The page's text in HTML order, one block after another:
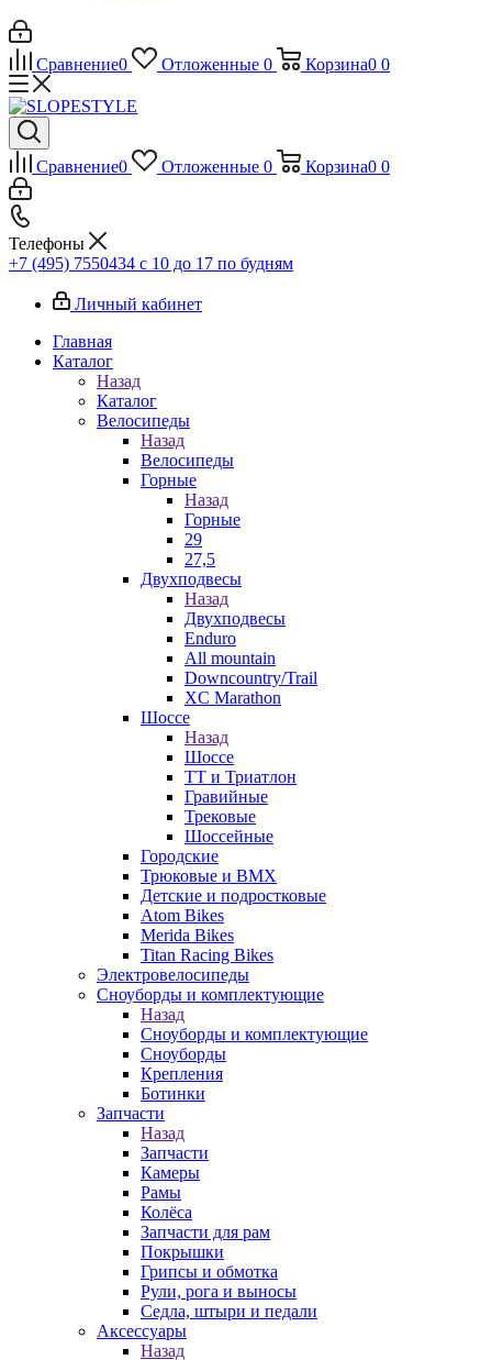
Сравнение0 Отложенные 0 Корзина0 0
Сравнение0 Отложенные 0 Корзина0 0
Телефоны
+7 (495) 7550434 с 10 до 17 по будням
Личный кабинет
Главная
Каталог
Назад
Каталог
Велосипеды
Назад
Велосипеды
Горные
Назад
Горные
29
27,5
Двухподвесы
Назад
Двухподвесы
Enduro
All mountain
Downcountry/Trail
XC Marathon
Шоссе
Назад
Шоссе
ТТ и Триатлон
Гравийные
Трековые
Шоссейные
Городские
Трюковые и BMX
Детские и подростковые
Atom Bikes
Merida Bikes
Titan Racing Bikes
Электровелосипеды
Cноуборды и комплектующие
Назад
Cноуборды и комплектующие
Сноуборды
Крепления
Ботинки
Запчасти
Назад
Запчасти
Камеры
Рамы
Колёса
Запчасти для рам
Покрышки
Грипсы и обмотка
Рули, рога и выносы
Седла, штыри и педали
Аксессуары
Назад